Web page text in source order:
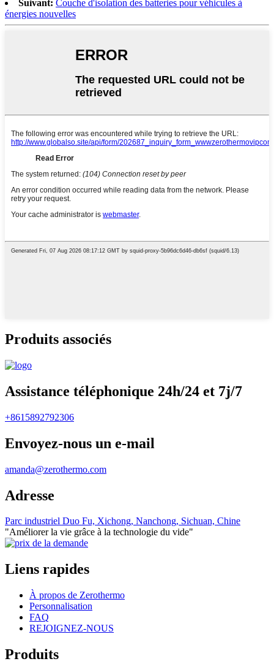
Suivant: Couche d'isolation des batteries pour véhicules à
énergies nouvelles
Produits associés
Assistance téléphonique 24h/24 et 7j/7
+8615892792306
Envoyez-nous un e-mail
amanda@zerothermo.com
Adresse
Parc industriel Duo Fu, Xichong, Nanchong, Sichuan, Chine
"Améliorer la vie grâce à la technologie du vide"
Liens rapides
À propos de Zerothermo
Personnalisation
FAQ
REJOIGNEZ-NOUS
Produits